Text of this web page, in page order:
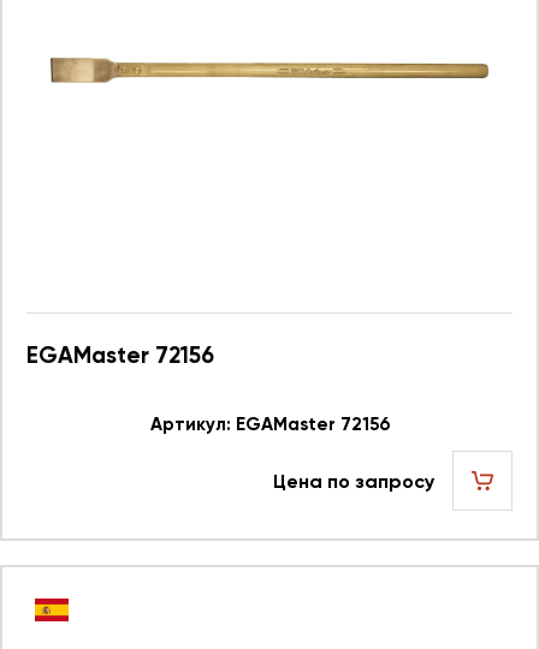
EGAMaster 72156
Артикул: EGAMaster 72156
Цена по запросу